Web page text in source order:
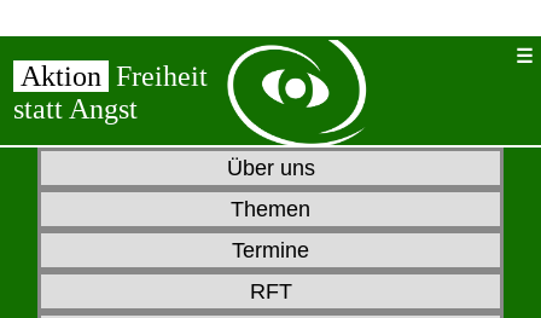
Aktion Freiheit
statt Angst
Über uns
Themen
Termine
RFT